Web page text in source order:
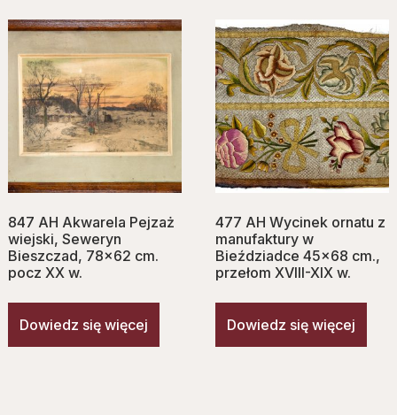
847 AH Akwarela Pejzaż
wiejski, Seweryn
Bieszczad, 78×62 cm.
pocz XX w.
Dowiedz się więcej
477 AH Wycinek ornatu z
manufaktury w
Bieździadce 45×68 cm.,
przełom XVIII-XIX w.
Dowiedz się więcej